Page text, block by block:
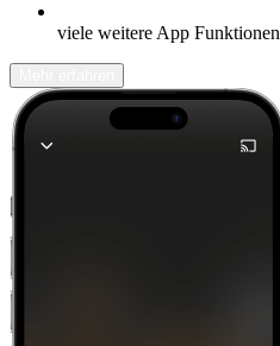
viele weitere App Funktionen